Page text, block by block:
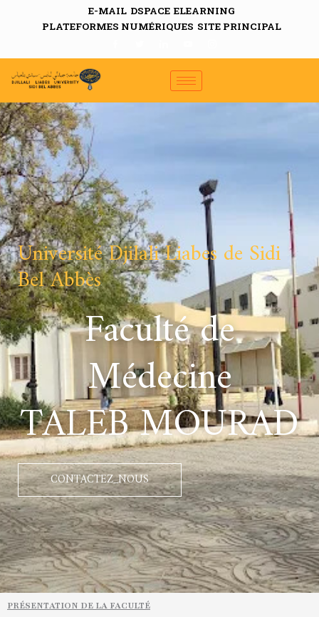
E-MAIL DSPACE ELEARNING
PLATEFORMES NUMÉRIQUES SITE PRINCIPAL
Université Djilali Liabes de Sidi
Bel Abbès
Faculté de
Médecine
TALEB MOURAD
CONTACTEZ_NOUS
PRÉSENTATION DE LA FACULTÉ